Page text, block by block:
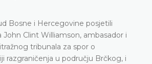
Bosne i Hercegovine posjetili
John Clint Williamson, ambasador i
tribunala za spor o
razgraničenja u području Brčkog, i